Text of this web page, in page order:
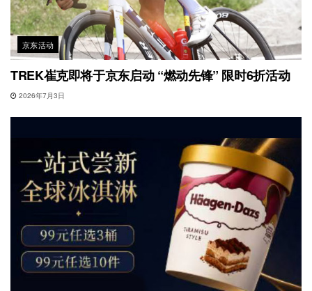
京东活动
TREK崔克即将于京东启动 “燃动先锋” 限时6折活动
2026年7月3日